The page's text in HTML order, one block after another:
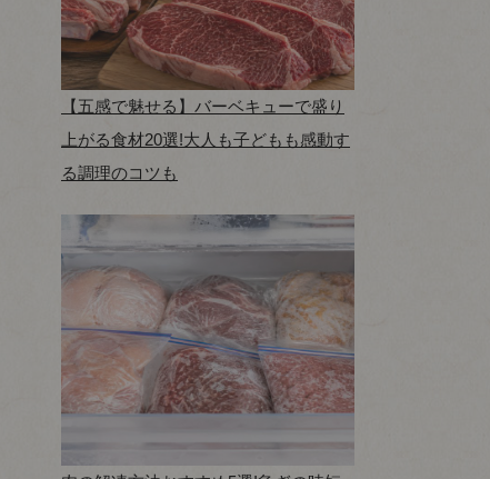
【五感で魅せる】バーベキューで盛り
上がる食材20選!大人も子どもも感動す
る調理のコツも